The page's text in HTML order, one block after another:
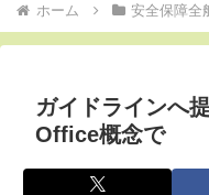
ホーム 安全保障全
ガイドラインへ
Office概念で